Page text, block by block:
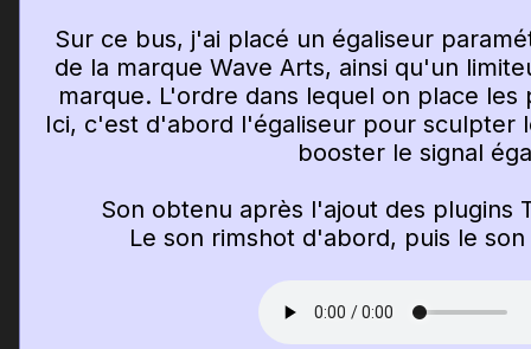
Sur ce bus, j'ai placé un égaliseur
de la marque Wave Arts, ainsi qu'un
marque. L'ordre dans lequel on place les
Ici, c'est d'abord l'égaliseur pour sculpter
booster le signal
Son obtenu après l'ajout des plugins
Le son rimshot d'abord, puis le